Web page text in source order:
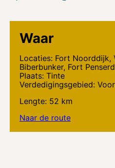
Waar
Locaties: Fort Noorddijk,
Biberbunker, Fort
Plaats: Tinte
Verdedigingsgebied:
Lengte: 52 km
Naar de route